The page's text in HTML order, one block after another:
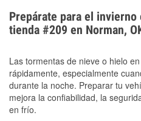
el sobrecalentamiento en
extremo. Aprende cómo
anticongelante en nuestra
Prepárate para el invierno
tienda #209 en Norman,
Las tormentas de nieve o hielo
rápidamente, especialmente
durante la noche. Preparar tu
mejora la confiabilidad, la
en frío.